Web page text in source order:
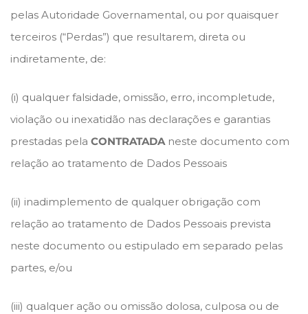
pelas Autoridade Governamental, ou por quaisquer
terceiros (“Perdas”) que resultarem, direta ou
indiretamente, de:
(i) qualquer falsidade, omissão, erro, incompletude,
violação ou inexatidão nas declarações e garantias
prestadas pela CONTRATADAneste documento com
relação ao tratamento de Dados Pessoais
(ii) inadimplemento de qualquer obrigação com
relação ao tratamento de Dados Pessoais prevista
neste documento ou estipulado em separado pelas
partes, e/ou
(iii) qualquer ação ou omissão dolosa, culposa ou de